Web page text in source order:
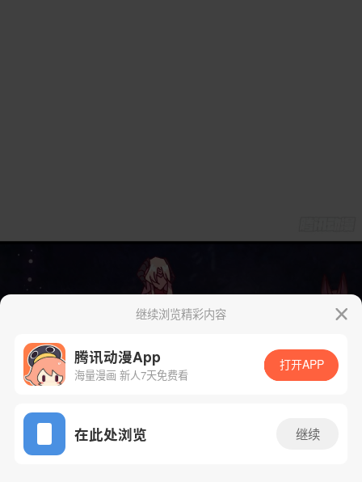
App免费看
继续浏览精彩内容
腾讯动漫App
海量漫画 新人7天免费看
打开APP
在此处浏览 继续